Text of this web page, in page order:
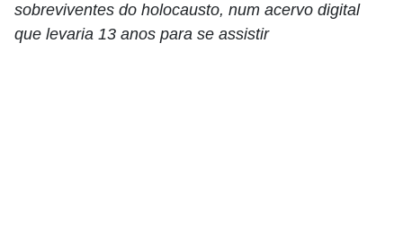
sobreviventes do holocausto, num acervo digital
que levaria 13 anos para se assistir